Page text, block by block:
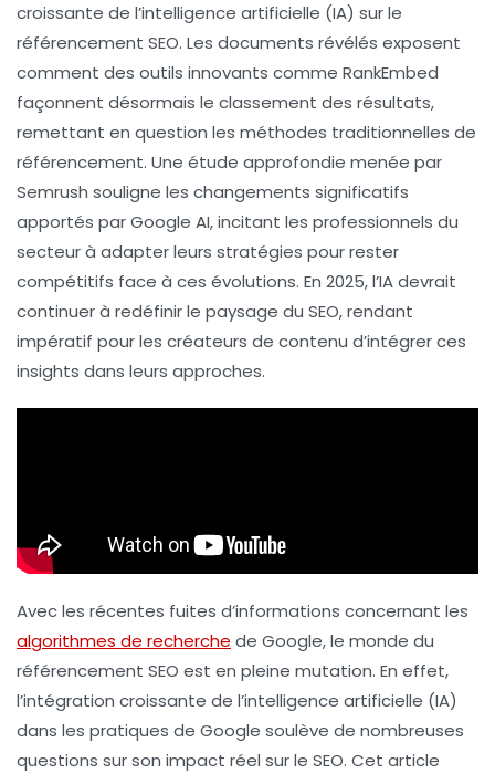
croissante de l’intelligence artificielle (IA) sur le
référencement SEO. Les documents révélés exposent
comment des outils innovants comme RankEmbed
façonnent désormais le classement des résultats,
remettant en question les méthodes traditionnelles de
référencement. Une étude approfondie menée par
Semrush souligne les changements significatifs
apportés par Google AI, incitant les professionnels du
secteur à adapter leurs stratégies pour rester
compétitifs face à ces évolutions. En 2025, l’IA devrait
continuer à redéfinir le paysage du SEO, rendant
impératif pour les créateurs de contenu d’intégrer ces
insights dans leurs approches.
Avec les récentes fuites d’informations concernant les
algorithmes de recherche de Google, le monde du
référencement SEO est en pleine mutation. En effet,
l’intégration croissante de l’intelligence artificielle (IA)
dans les pratiques de Google soulève de nombreuses
questions sur son impact réel sur le SEO. Cet article